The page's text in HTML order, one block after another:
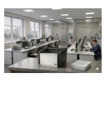
Outsourcing
Кадры
Регулирование
Финансы
Web